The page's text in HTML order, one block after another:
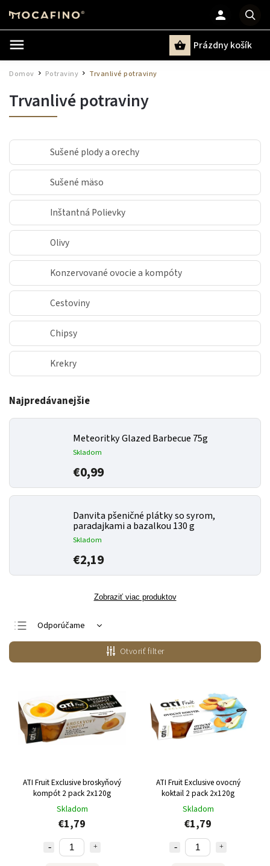
Prázdny košík
Domov Potraviny / Trvanlivé potraviny
Trvanlivé potraviny
Sušené plody a orechy
Sušené mäso
Inštantná Polievky
Olivy
Konzervované ovocie a kompóty
Cestoviny
Chipsy
Krekry
Najpredávanejšie
Meteoritky Glazed Barbecue 75g
Skladom
€0,99
Danvita pšeničné plátky so syrom,
paradajkami a bazalkou 130 g
Skladom
€2,19
Zobraziť viac produktov
Odporúčame
Najlacnejšie
Najdrahšie
Abecedne
Otvoriť filter
ATI Fruit Exclusive broskyňový
kompót 2 pack 2x120g
Skladom
€1,79
ATI Fruit Exclusive ovocný
koktail 2 pack 2x120g
Skladom
€1,79